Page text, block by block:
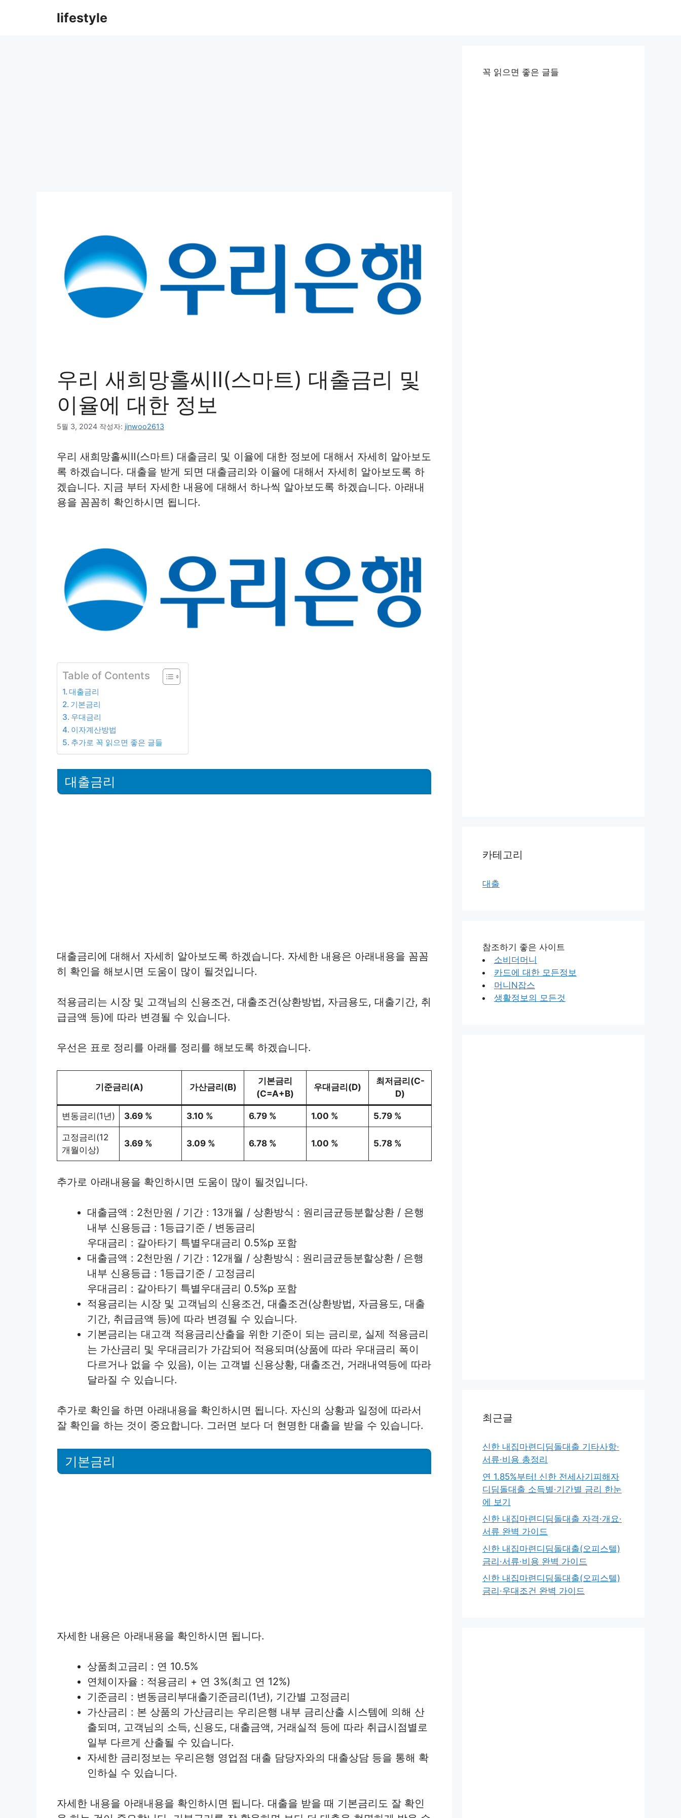
lifestyle
우리 새희망홀씨Ⅱ(스마트) 대출금리 및
이율에 대한 정보
5월 3, 2024 작성자: jinwoo2613
우리 새희망홀씨Ⅱ(스마트) 대출금리 및 이율에 대한 정보에 대해서 자세히 알아보도
록 하겠습니다. 대출을 받게 되면 대출금리와 이율에 대해서 자세히 알아보도록 하
겠습니다. 지금 부터 자세한 내용에 대해서 하나씩 알아보도록 하겠습니다. 아래내
용을 꼼꼼히 확인하시면 됩니다.
Table of Contents
대출금리
기본금리
우대금리
이자계산방법
추가로 꼭 읽으면 좋은 글들
대출금리
대출금리에 대해서 자세히 알아보도록 하겠습니다. 자세한 내용은 아래내용을 꼼꼼
히 확인을 해보시면 도움이 많이 될것입니다.
적용금리는 시장 및 고객님의 신용조건, 대출조건(상환방법, 자금용도, 대출기간, 취
급금액 등)에 따라 변경될 수 있습니다.
우선은 표로 정리를 아래를 정리를 해보도록 하겠습니다.
기준금리(A) 가산금리(B)
기본금리
(C=A+B)
우대금리(D)
최저금리(C-
D)
변동금리(1년) 3.69 % 3.10 % 6.79 % 1.00 % 5.79 %
고정금리(12
개월이상)
3.69 % 3.09 % 6.78 % 1.00 % 5.78 %
추가로 아래내용을 확인하시면 도움이 많이 될것입니다.
대출금액 : 2천만원 / 기간 : 13개월 / 상환방식 : 원리금균등분할상환 / 은행
내부 신용등급 : 1등급기준 / 변동금리
우대금리 : 갈아타기 특별우대금리 0.5%p 포함
대출금액 : 2천만원 / 기간 : 12개월 / 상환방식 : 원리금균등분할상환 / 은행
내부 신용등급 : 1등급기준 / 고정금리
우대금리 : 갈아타기 특별우대금리 0.5%p 포함
적용금리는 시장 및 고객님의 신용조건, 대출조건(상환방법, 자금용도, 대출
기간, 취급금액 등)에 따라 변경될 수 있습니다.
기본금리는 대고객 적용금리산출을 위한 기준이 되는 금리로, 실제 적용금리
는 가산금리 및 우대금리가 가감되어 적용되며(상품에 따라 우대금리 폭이
다르거나 없을 수 있음), 이는 고객별 신용상황, 대출조건, 거래내역등에 따라
달라질 수 있습니다.
추가로 확인을 하면 아래내용을 확인하시면 됩니다. 자신의 상황과 일정에 따라서
잘 확인을 하는 것이 중요합니다. 그러면 보다 더 현명한 대출을 받을 수 있습니다.
기본금리
자세한 내용은 아래내용을 확인하시면 됩니다.
상품최고금리 : 연 10.5%
연체이자율 : 적용금리 + 연 3%(최고 연 12%)
기준금리 : 변동금리부대출기준금리(1년), 기간별 고정금리
가산금리 : 본 상품의 가산금리는 우리은행 내부 금리산출 시스템에 의해 산
출되며, 고객님의 소득, 신용도, 대출금액, 거래실적 등에 따라 취급시점별로
일부 다르게 산출될 수 있습니다.
자세한 금리정보는 우리은행 영업점 대출 담당자와의 대출상담 등을 통해 확
인하실 수 있습니다.
자세한 내용을 아래내용을 확인하시면 됩니다. 대출을 받을 때 기본금리도 잘 확인
꼭 읽으면 좋은 글들
카테고리
대출
참조하기 좋은 사이트
소비더머니
카드에 대한 모든정보
머니N잡스
생활정보의 모든것
최근글
신한 내집마련디딤돌대출 기타사항·
서류·비용 총정리
연 1.85%부터! 신한 전세사기피해자
디딤돌대출 소득별·기간별 금리 한눈
에 보기
신한 내집마련디딤돌대출 자격·개요·
서류 완벽 가이드
신한 내집마련디딤돌대출(오피스텔)
금리·서류·비용 완벽 가이드
신한 내집마련디딤돌대출(오피스텔)
금리·우대조건 완벽 가이드